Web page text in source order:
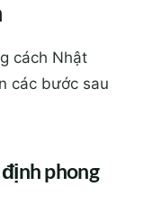
cách Nhật
các bước sau
phong